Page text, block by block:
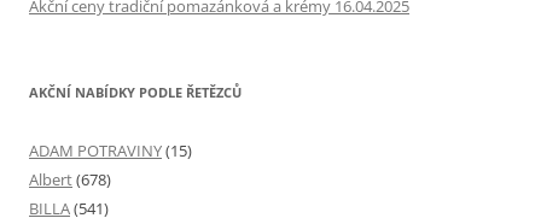
Akční ceny tradiční pomazánková a krémy 16.04.2025
AKČNÍ NABÍDKY PODLE ŘETĚZCŮ
ADAM POTRAVINY(15)
Albert(678)
BILLA(541)